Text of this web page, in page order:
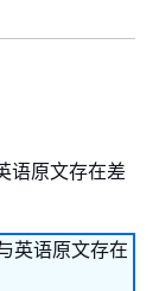
语原文存在差
英语原文存在